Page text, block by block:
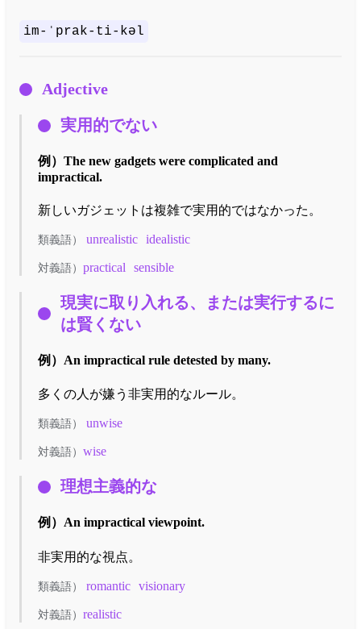
im-ˈprak-ti-kəl
Adjective
実用的でない
例） The new gadgets were complicated and
impractical.
新しいガジェットは複雑で実用的ではなかった。
類義語） unrealistic idealistic
対義語） practical sensible
現実に取り入れる、または実行するに
は賢くない
例） An impractical rule detested by many.
多くの人が嫌う非実用的なルール。
類義語） unwise
対義語） wise
理想主義的な
例） An impractical viewpoint.
非実用的な視点。
類義語） romantic visionary
対義語） realistic